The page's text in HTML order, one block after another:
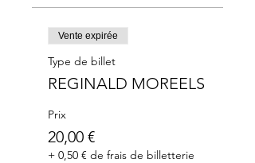
Vente expirée
Type de billet
REGINALD MOREELS
Prix
20,00 €
+ 0,50 € de frais de billetterie